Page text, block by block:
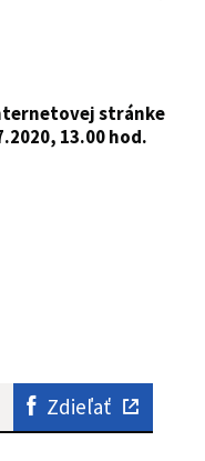
stránke
13.00 hod.
Zdieľať